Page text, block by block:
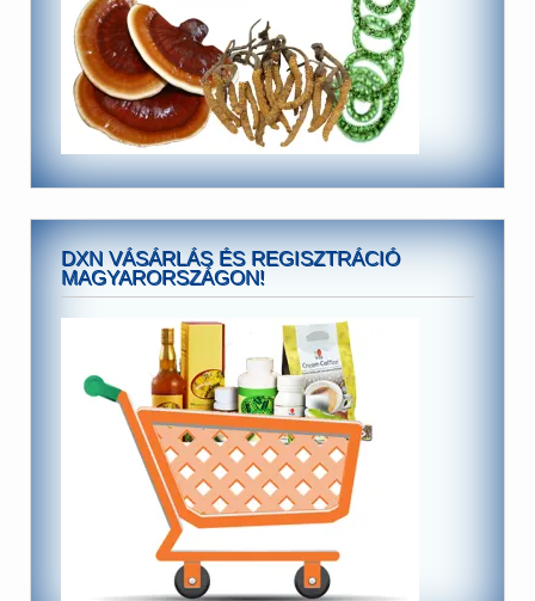
DXN VÁSÁRLÁS ÉS REGISZTRÁCIÓ
MAGYARORSZÁGON!